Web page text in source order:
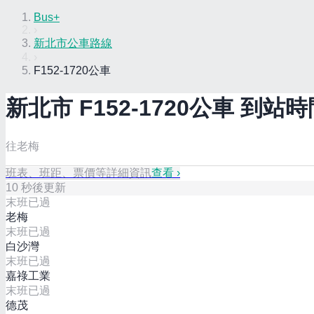
Bus+
新北市公車路線
F152-1720公車
新北市 F152-1720公車 到站時
往老梅
班表、班距、票價等詳細資訊查看 ›
10 秒後更新
末班已過
老梅
末班已過
白沙灣
末班已過
嘉祿工業
末班已過
德茂